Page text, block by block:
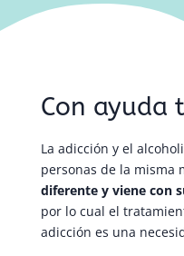
Con ayuda
La adicción y el
personas de la misma
diferente y viene con
por lo cual el
adicción es una